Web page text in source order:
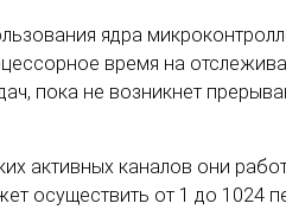
ядра
время на
пока не возникнет
активных каналов они
осуществить от 1 до 1024